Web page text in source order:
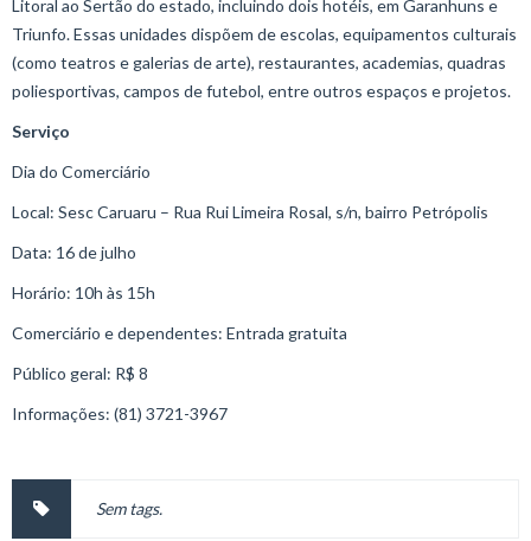
Litoral ao Sertão do estado, incluindo dois hotéis, em Garanhuns e
Triunfo. Essas unidades dispõem de escolas, equipamentos culturais
(como teatros e galerias de arte), restaurantes, academias, quadras
poliesportivas, campos de futebol, entre outros espaços e projetos.
Serviço
Dia do Comerciário
Local: Sesc Caruaru – Rua Rui Limeira Rosal, s/n, bairro Petrópolis
Data: 16 de julho
Horário: 10h às 15h
Comerciário e dependentes: Entrada gratuita
Público geral: R$ 8
Informações: (81) 3721-3967
Sem tags.